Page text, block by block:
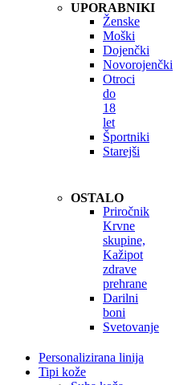
UPORABNIKI
Ženske
Moški
Dojenčki
Novorojenčki
Otroci
do
18
let
Športniki
Starejši
OSTALO
Priročnik
Krvne
skupine,
Kažipot
zdrave
prehrane
Darilni
boni
Svetovanje
Personalizirana linija
Tipi kože